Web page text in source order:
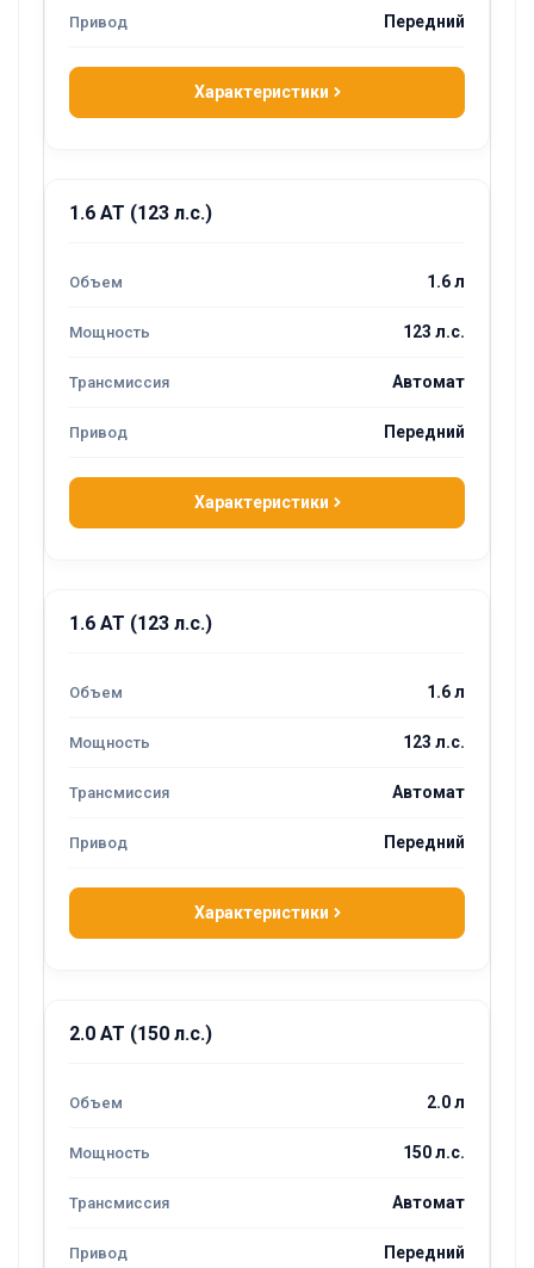
Передний
Характеристики
1.6 AT (123 л.с.)
1.6 л
123 л.с.
Автомат
Передний
Характеристики
1.6 AT (123 л.с.)
1.6 л
123 л.с.
Автомат
Передний
Характеристики
2.0 AT (150 л.с.)
2.0 л
150 л.с.
Автомат
Передний